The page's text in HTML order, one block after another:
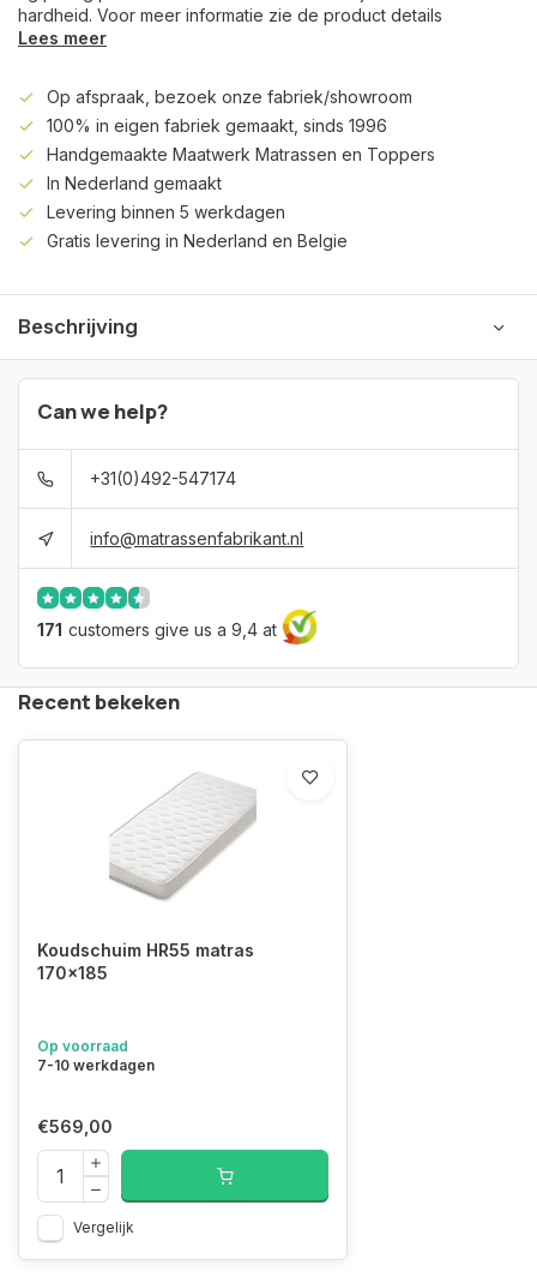
hardheid. Voor meer informatie zie de product details
Lees meer
Op afspraak, bezoek onze fabriek/showroom
100% in eigen fabriek gemaakt, sinds 1996
Handgemaakte Maatwerk Matrassen en Toppers
In Nederland gemaakt
Levering binnen 5 werkdagen
Gratis levering in Nederland en Belgie
Beschrijving
Can we help?
+31(0)492-547174
info@matrassenfabrikant.nl
171 customers give us a 9,4 at
Recent bekeken
Koudschuim HR55 matras
170x185
Op voorraad
7-10 werkdagen
€569,00
Vergelijk